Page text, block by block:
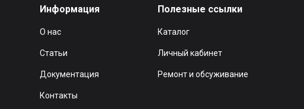
Информация
О нас
Статьи
Документация
Контакты
Полезные ссылки
Каталог
Личный кабинет
Ремонт и обсуживание